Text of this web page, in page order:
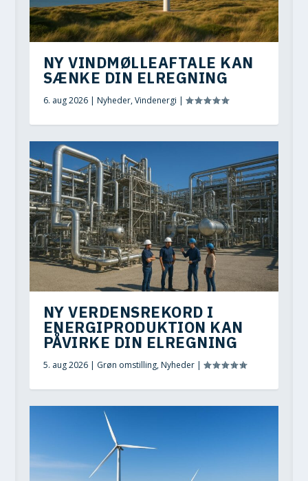
NY VINDMØLLEAFTALE KAN
SÆNKE DIN ELREGNING
6. aug 2026| Nyheder,Vindenergi |
NY VERDENSREKORD I
ENERGIPRODUKTION KAN
PÅVIRKE DIN ELREGNING
5. aug 2026| Grøn omstilling,Nyheder|